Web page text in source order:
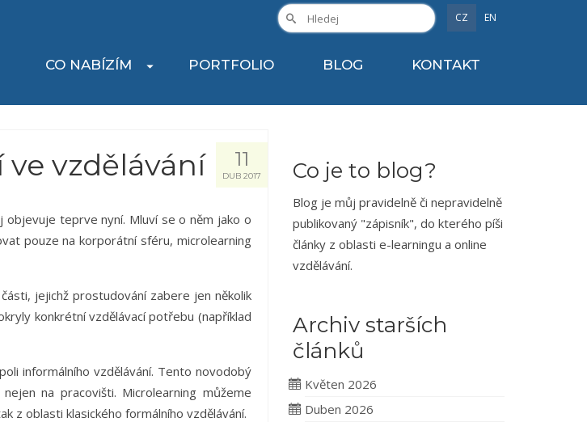
CZ EN
CO NABÍZÍM PORTFOLIO BLOG KONTAKT
11
DUB 2017
vzdělávání
teprve nyní. Mluví se o něm jako o
pouze na korporátní sféru, microlearning
jejichž prostudování zabere jen několik
konkrétní vzdělávací potřebu (například
informálního vzdělávání. Tento novodobý
na pracovišti. Microlearning můžeme
z oblasti klasického formálního vzdělávání.
Co je to blog?
Blog je můj pravidelně či nepravidelně
publikovaný "zápisník", do kterého píši
články z oblasti e-learningu a online
vzdělávání.
Archiv starších
článků
Květen 2026
Duben 2026